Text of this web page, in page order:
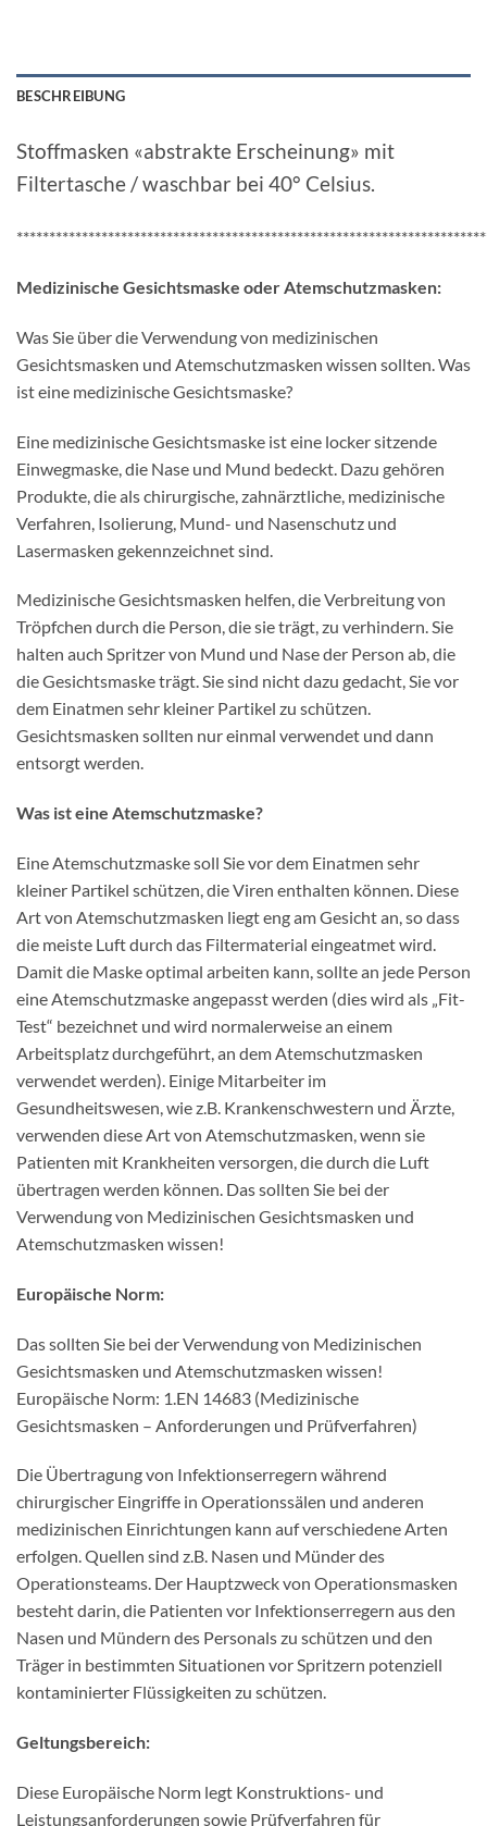
BESCHREIBUNG
Stoffmasken «abstrakte Erscheinung» mit
Filtertasche / waschbar bei 40° Celsius.
Medizinische Gesichtsmaske oder Atemschutzmasken:
Was Sie über die Verwendung von medizinischen
Gesichtsmasken und Atemschutzmasken wissen sollten. Was
ist eine medizinische Gesichtsmaske?
Eine medizinische Gesichtsmaske ist eine locker sitzende
Einwegmaske, die Nase und Mund bedeckt. Dazu gehören
Produkte, die als chirurgische, zahnärztliche, medizinische
Verfahren, Isolierung, Mund- und Nasenschutz und
Lasermasken gekennzeichnet sind.
Medizinische Gesichtsmasken helfen, die Verbreitung von
Tröpfchen durch die Person, die sie trägt, zu verhindern. Sie
halten auch Spritzer von Mund und Nase der Person ab, die
die Gesichtsmaske trägt. Sie sind nicht dazu gedacht, Sie vor
dem Einatmen sehr kleiner Partikel zu schützen.
Gesichtsmasken sollten nur einmal verwendet und dann
entsorgt werden.
Was ist eine Atemschutzmaske?
Eine Atemschutzmaske soll Sie vor dem Einatmen sehr
kleiner Partikel schützen, die Viren enthalten können. Diese
Art von Atemschutzmasken liegt eng am Gesicht an, so dass
die meiste Luft durch das Filtermaterial eingeatmet wird.
Damit die Maske optimal arbeiten kann, sollte an jede Person
eine Atemschutzmaske angepasst werden (dies wird als „Fit-
Test“ bezeichnet und wird normalerweise an einem
Arbeitsplatz durchgeführt, an dem Atemschutzmasken
verwendet werden). Einige Mitarbeiter im
Gesundheitswesen, wie z.B. Krankenschwestern und Ärzte,
verwenden diese Art von Atemschutzmasken, wenn sie
Patienten mit Krankheiten versorgen, die durch die Luft
übertragen werden können. Das sollten Sie bei der
Verwendung von Medizinischen Gesichtsmasken und
Atemschutzmasken wissen!
Europäische Norm:
Das sollten Sie bei der Verwendung von Medizinischen
Gesichtsmasken und Atemschutzmasken wissen!
Europäische Norm: 1.EN 14683 (Medizinische
Gesichtsmasken – Anforderungen und Prüfverfahren)
Die Übertragung von Infektionserregern während
chirurgischer Eingriffe in Operationssälen und anderen
medizinischen Einrichtungen kann auf verschiedene Arten
erfolgen. Quellen sind z.B. Nasen und Münder des
Operationsteams. Der Hauptzweck von Operationsmasken
besteht darin, die Patienten vor Infektionserregern aus den
Nasen und Mündern des Personals zu schützen und den
Träger in bestimmten Situationen vor Spritzern potenziell
kontaminierter Flüssigkeiten zu schützen.
Geltungsbereich:
Diese Europäische Norm legt Konstruktions- und
Leistungsanforderungen sowie Prüfverfahren für